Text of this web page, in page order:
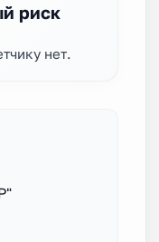
риск
нет.